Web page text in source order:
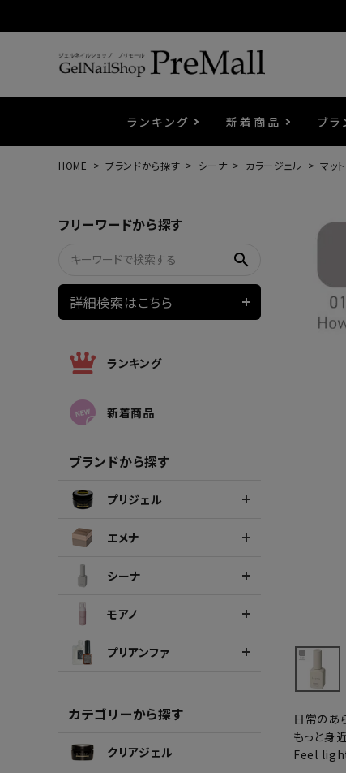
ランキング 新着商品 ブラ
マ
ウェービージェル 3D
ピ
ネイルマシン
パ
HOME ブランドから探す シーナ カラージェル マット
フリーワードから探す
search
詳細検索はこちら
ランキング
新着商品
ブランドから探す
プリジェル
エメナ
シーナ
モアノ
プリアンファ
カテゴリーから探す
クリアジェル
日常のあ
もっと身
Feel light